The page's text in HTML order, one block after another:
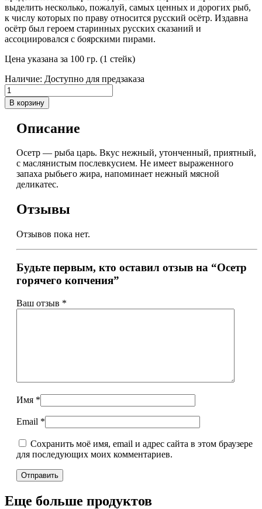
выделить несколько, пожалуй, самых ценных и дорогих рыб,
к числу которых по праву относится русский осётр. Издавна
осётр был героем старинных русских сказаний и
ассоциировался с боярскими пирами.
Цена указана за 100 гр. (1 стейк)
Наличие: Доступно для предзаказа
В корзину
Описание
Осетр — рыба царь. Вкус нежный, утонченный, приятный,
с маслянистым послевкусием. Не имеет выраженного
запаха рыбьего жира, напоминает нежный мясной
деликатес.
Отзывы
Отзывов пока нет.
Будьте первым, кто оставил отзыв на “Осетр
горячего копчения”
Ваш отзыв *
Имя *
Email *
Сохранить моё имя, email и адрес сайта в этом браузере
для последующих моих комментариев.
Еще больше продуктов